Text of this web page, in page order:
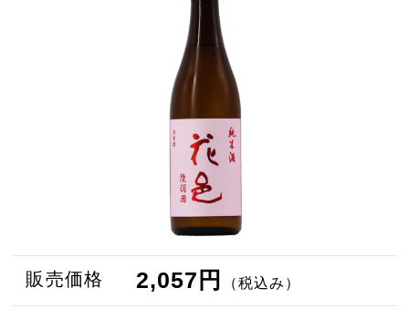
販売価格 2,057円 （税込み）